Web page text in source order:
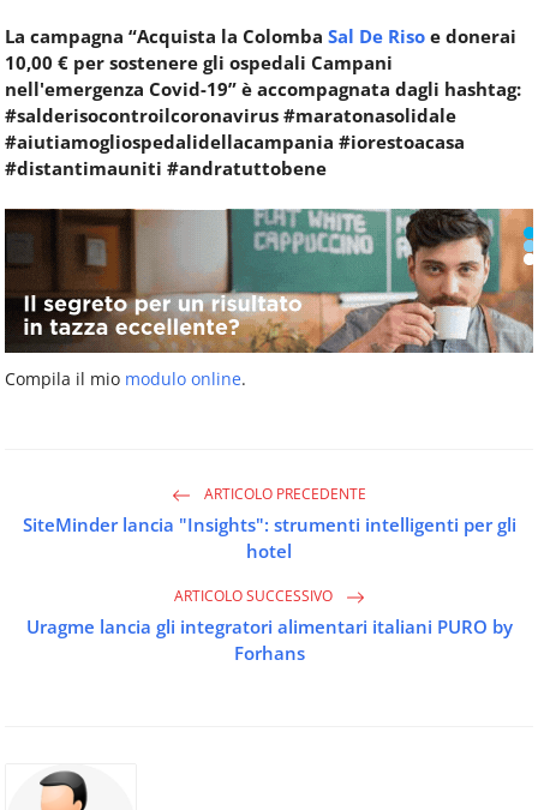
La campagna “Acquista la Colomba Sal De Riso e donerai
10,00 € per sostenere gli ospedali Campani
nell'emergenza Covid-19” è accompagnata dagli hashtag:
#salderisocontroilcoronavirus #maratonasolidale
#aiutiamogliospedalidellacampania #iorestoacasa
#distantimauniti #andratuttobene
Compila il mio modulo online.
ARTICOLO PRECEDENTE
SiteMinder lancia "Insights": strumenti intelligenti per gli
hotel
ARTICOLO SUCCESSIVO
Uragme lancia gli integratori alimentari italiani PURO by
Forhans